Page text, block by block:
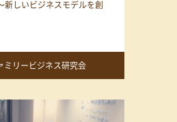
新しいビジネスモデルを創
ミリービジネス研究会